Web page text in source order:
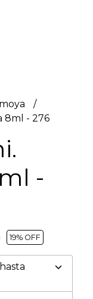
8ml - 276
-
19% OFF